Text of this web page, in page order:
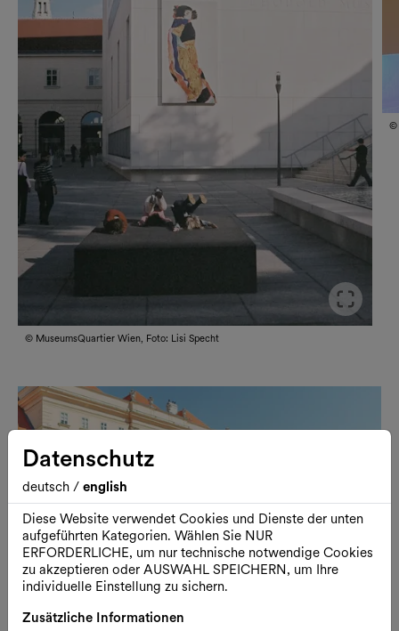
© MuseumsQuartier Wien, Foto: Lisi Specht
©
Datenschutz
deutsch / english
Diese Website verwendet Cookies und Dienste der unten
aufgeführten Kategorien. Wählen Sie NUR
ERFORDERLICHE, um nur technische notwendige Cookies
zu akzeptieren oder AUSWAHL SPEICHERN, um Ihre
individuelle Einstellung zu sichern.
Zusätzliche Informationen